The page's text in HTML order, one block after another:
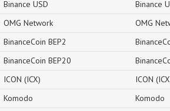
Binance USD
OMG Network
BinanceCoin BEP2
BinanceCoin BEP20
ICON (ICX)
Komodo
Binance
OMG
ICON
Komodo